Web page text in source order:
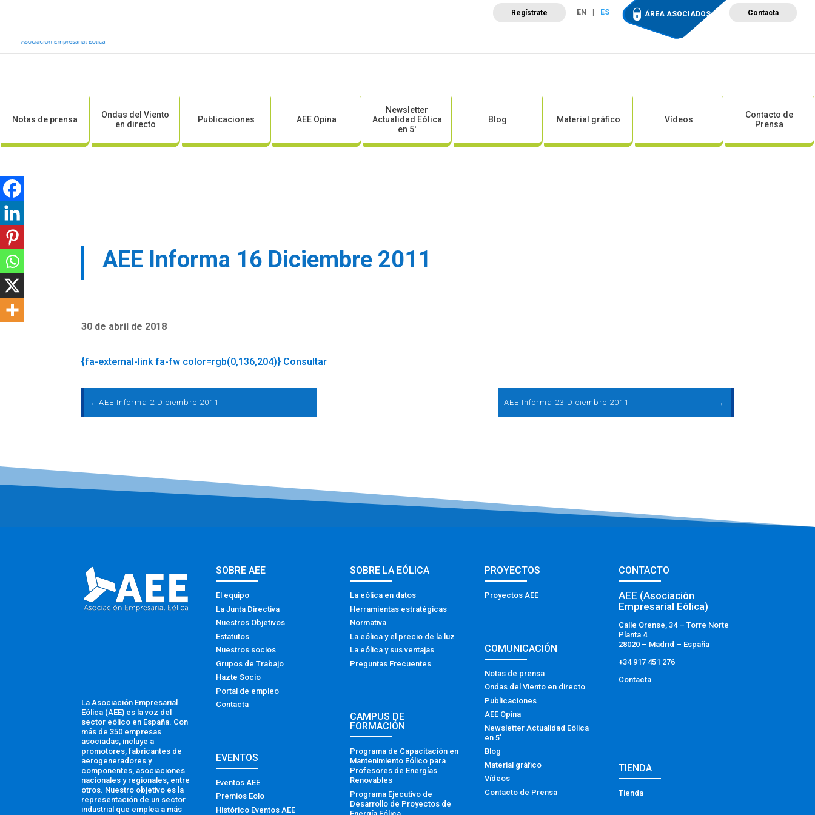
Regístrate EN ES ÁREA ASOCIADOS Contacta
Campus de Formación
Notas de prensa
Ondas del Viento
en directo
Publicaciones AEE Opina
Newsletter
Actualidad Eólica
en 5′
Blog Material gráfico Vídeos
Contacto de
Prensa
AEE Informa 16 Diciembre 2011
30 de abril de 2018
{fa-external-link fa-fw color=rgb(0,136,204)} Consultar
←AEE Informa 2 Diciembre 2011 AEE Informa 23 Diciembre 2011 →
La Asociación Empresarial
Eólica (AEE) es la voz del
sector eólico en España. Con
más de 350 empresas
asociadas, incluye a
promotores, fabricantes de
aerogeneradores y
componentes, asociaciones
nacionales y regionales, entre
otros. Nuestro objetivo es la
representación de un sector
industrial que emplea a más
SOBRE AEE
El equipo
La Junta Directiva
Nuestros Objetivos
Estatutos
Nuestros socios
Grupos de Trabajo
Hazte Socio
Portal de empleo
Contacta
EVENTOS
Eventos AEE
Premios Eolo
Histórico Eventos AEE
SOBRE LA EÓLICA
La eólica en datos
Herramientas estratégicas
Normativa
La eólica y el precio de la luz
La eólica y sus ventajas
Preguntas Frecuentes
CAMPUS DE
FORMACIÓN
Programa de Capacitación en
Mantenimiento Eólico para
Profesores de Energías
Renovables
Programa Ejecutivo de
Desarrollo de Proyectos de
PROYECTOS
Proyectos AEE
COMUNICACIÓN
Notas de prensa
Ondas del Viento en directo
Publicaciones
AEE Opina
Newsletter Actualidad Eólica
en 5′
Blog
Material gráfico
Vídeos
Contacto de Prensa
CONTACTO
AEE (Asociación
Empresarial Eólica)
Calle Orense, 34 – Torre Norte
Planta 4
28020 – Madrid – España
+34 917 451 276
Contacta
TIENDA
Tienda